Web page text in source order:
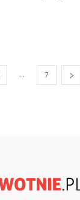
... 7